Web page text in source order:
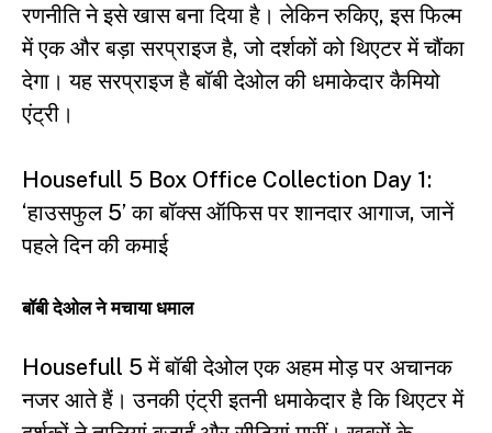
रणनीति ने इसे खास बना दिया है। लेकिन रुकिए, इस फिल्म
में एक और बड़ा सरप्राइज है, जो दर्शकों को थिएटर में चौंका
देगा। यह सरप्राइज है बॉबी देओल की धमाकेदार कैमियो
एंट्री।
Housefull 5 Box Office Collection Day 1:
‘हाउसफुल 5’ का बॉक्स ऑफिस पर शानदार आगाज, जानें
पहले दिन की कमाई
बॉबी देओल ने मचाया धमाल
Housefull 5 में बॉबी देओल एक अहम मोड़ पर अचानक
नजर आते हैं। उनकी एंट्री इतनी धमाकेदार है कि थिएटर में